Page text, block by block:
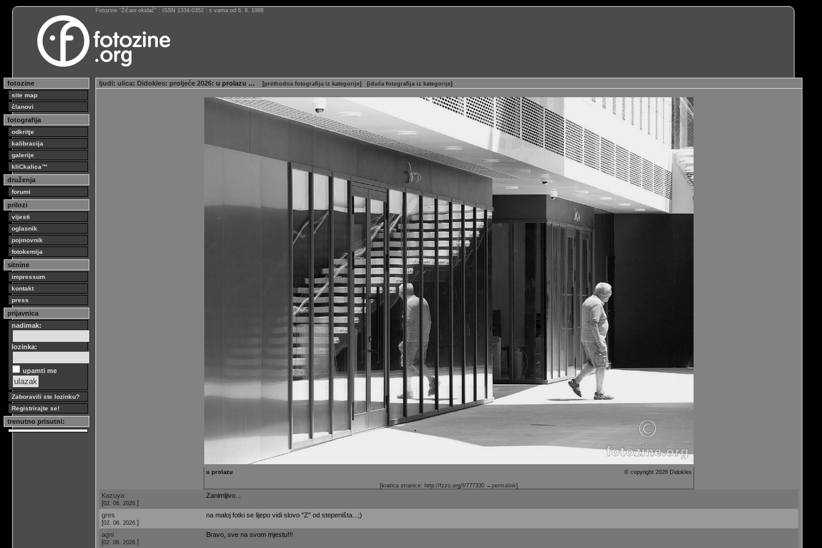
Fotozine “Žičani okidač” : ISSN 1334-0352 : s vama od 6. 6. 1998
fotozine
site map
članovi
fotografija
odkritje
kalibracija
galerije
kliCkalica™
druženja
forumi
prilozi
vijesti
oglasnik
pojmovnik
fotokemija
sitnine
impressum
kontakt
press
prijavnica
nadimak:
lozinka:
upamti me
Zaboravili ste lozinku?
Registrirajte se!
trenutno prisutni:
ljudi: ulica: Didokles: proljeće 2026: u prolazu … [prethodna fotografija iz kategorije] [iduća fotografija iz kategorije]
© copyright 2026 Didokles
u prolazu
[kratica stranice: http://fzzo.org/f/777330 ←permalink]
Kazuya
[02. 06. 2026. ]
Zanimljivo...
gres
[02. 06. 2026. ]
na maloj fotki se lijepo vidi slovo "Z" od stepeništa...;)
agni
[02. 06. 2026. ]
Bravo, sve na svom mjestu!!!